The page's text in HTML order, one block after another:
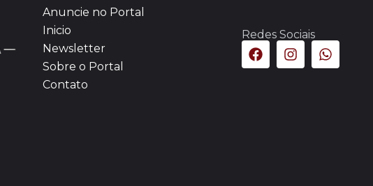
Anuncie no Portal
Inicio
Newsletter
Sobre o Portal
Contato
Redes Sociais